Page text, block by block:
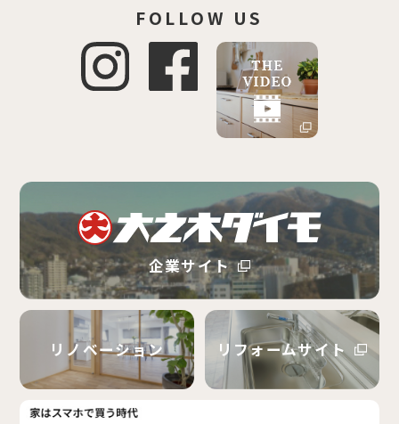
FOLLOW US
企業サイト
リノベーション リフォームサイト